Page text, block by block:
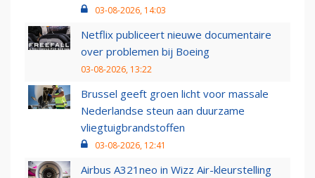
03-08-2026, 14:03
Netflix publiceert nieuwe documentaire
over problemen bij Boeing
03-08-2026, 13:22
Brussel geeft groen licht voor massale
Nederlandse steun aan duurzame
vliegtuigbrandstoffen
03-08-2026, 12:41
Airbus A321neo in Wizz Air-kleurstelling